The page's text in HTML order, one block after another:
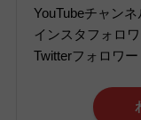
YouTubeチャン
インスタフォロ
Twitterフォロワー